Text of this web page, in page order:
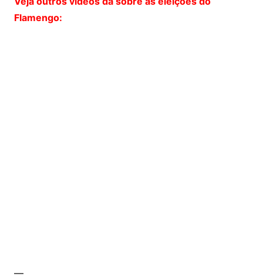
Flamengo:
—